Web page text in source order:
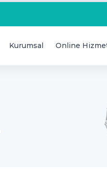
Kurumsal Online